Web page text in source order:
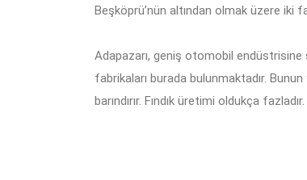
Beşköprü’nün altından olmak üzere iki
Adapazarı, geniş otomobil
fabrikaları burada bulunmaktadır.
barındırır. Fındık üretimi oldukça fazladır.